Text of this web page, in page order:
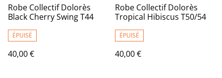
Robe Collectif Dolorès
Black Cherry Swing T44
ÉPUISÉ
40,00 €
Robe Collectif Dolorès
Tropical Hibiscus T50/54
ÉPUISÉ
40,00 €